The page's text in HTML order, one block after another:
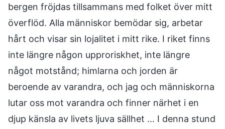
bergen fröjdas tillsammans med folket över mitt
överflöd. Alla människor bemödar sig, arbetar
hårt och visar sin lojalitet i mitt rike. I riket finns
inte längre någon upproriskhet, inte längre
något motstånd; himlarna och jorden är
beroende av varandra, och jag och människorna
lutar oss mot varandra och finner närhet i en
djup känsla av livets ljuva sällhet … I denna stund